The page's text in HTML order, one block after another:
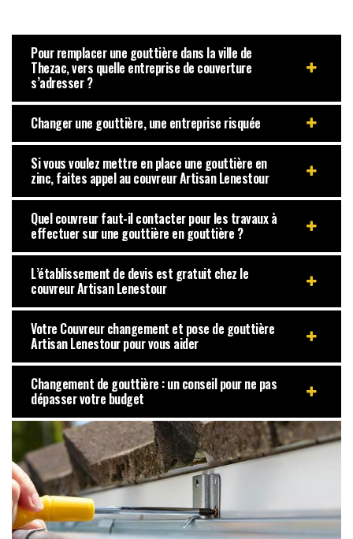
Pour remplacer une gouttière dans la ville de
Thezac, vers quelle entreprise de couverture
s’adresser ?
Changer une gouttière, une entreprise risquée
Si vous voulez mettre en place une gouttière en
zinc, faites appel au couvreur Artisan Lenestour
Quel couvreur faut-il contacter pour les travaux à
effectuer sur une gouttière en gouttière ?
L’établissement de devis est gratuit chez le
couvreur Artisan Lenestour
Votre Couvreur changement et pose de gouttière
Artisan Lenestour pour vous aider
Changement de gouttière : un conseil pour ne pas
dépasser votre budget